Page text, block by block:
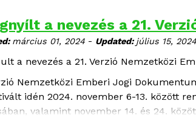
a nevezés a 21.
március 01, 2024 - Updated:július 15, 2024
a nevezés a 21. Verzió Nemzetközi
Nemzetközi Emberi Jogi
idén 2024. november 6-13. között
valamint november 14. és 24.